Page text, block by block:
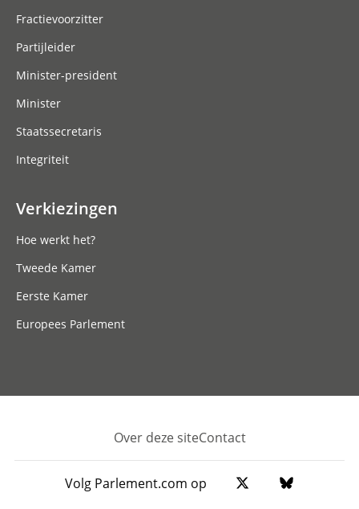
Fractievoorzitter
Partijleider
Minister-president
Minister
Staatssecretaris
Integriteit
Verkiezingen
Hoe werkt het?
Tweede Kamer
Eerste Kamer
Europees Parlement
Footer
Over deze siteContact
Volg Parlement.com op